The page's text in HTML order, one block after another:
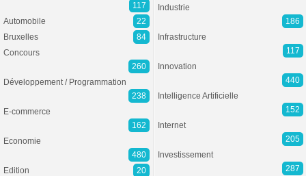
117
Automobile
22
Bruxelles
84
Concours
260
Développement / Programmation
238
E-commerce
162
Economie
480
Edition
20
Industrie
186
Infrastructure
117
Innovation
440
Intelligence Artificielle
152
Internet
205
Investissement
287